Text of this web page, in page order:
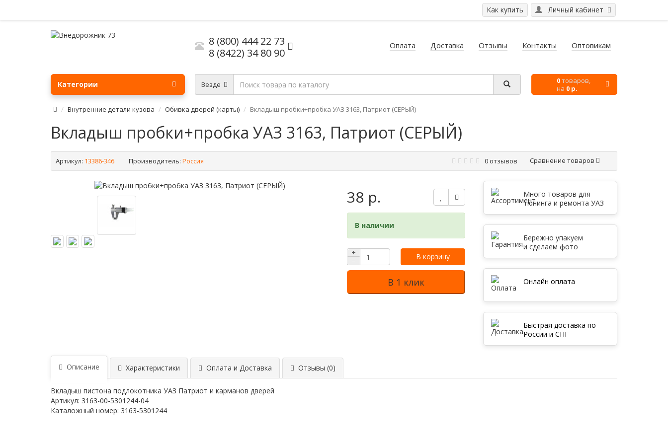
Личный кабинет
Как купить
8 (800) 444 22 73
8 (8422) 34 80 90
Оплата Доставка Отзывы Контакты Оптовикам
Везде 0товаров,
на 0 р.
Категории
Внутренние детали кузова Обивка дверей (карты) Вкладыш пробки+пробка УАЗ 3163, Патриот (СЕРЫЙ)
Вкладыш пробки+пробка УАЗ 3163, Патриот (СЕРЫЙ)
Артикул: 13386-346 Производитель: Россия Сравнение товаров
0 отзывов
38 р.
В наличии
+
−
В корзину
В 1 клик
Много товаров для
тюнинга и ремонта УАЗ
Бережно упакуем
и сделаем фото
Онлайн оплата
Быстрая доставка по
России и СНГ
Описание Характеристики Оплата и Доставка Отзывы (0)
Вкладыш пистона подлокотника УАЗ Патриот и карманов дверей
Артикул: 3163-00-5301244-04
Каталожный номер: 3163-5301244